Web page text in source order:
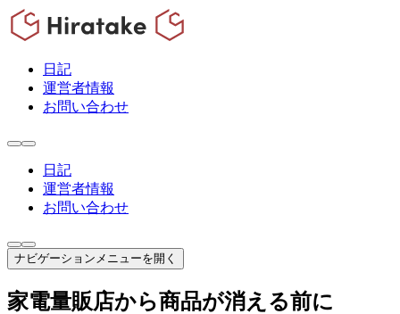
日記
運営者情報
お問い合わせ
日記
運営者情報
お問い合わせ
ナビゲーションメニューを開く
家電量販店から商品が消える前に